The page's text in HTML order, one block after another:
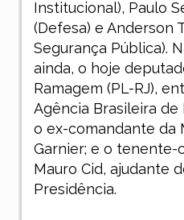
Institucional), Paulo
(Defesa) e Anderson
Segurança Pública).
ainda, o hoje
Ramagem (PL-RJ),
Agência Brasileira de
o ex-comandante da
Garnier; e o tenente-
Mauro Cid, ajudante
Presidência.